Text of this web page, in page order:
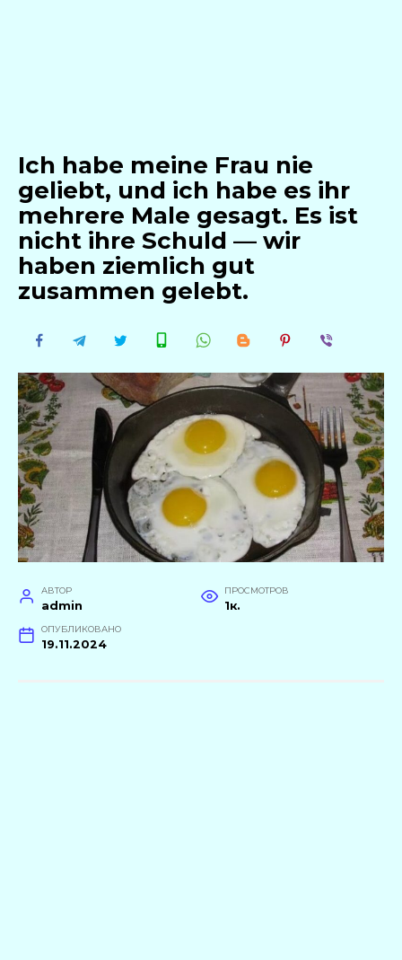
Ich habe meine Frau nie
geliebt, und ich habe es ihr
mehrere Male gesagt. Es ist
nicht ihre Schuld — wir
haben ziemlich gut
zusammen gelebt.
АВТОР
admin
ПРОСМОТРОВ
1к.
ОПУБЛИКОВАНО
19.11.2024